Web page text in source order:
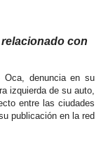
con
Oca, denuncia en su
izquierda de su auto,
entre las ciudades
publicación en la red